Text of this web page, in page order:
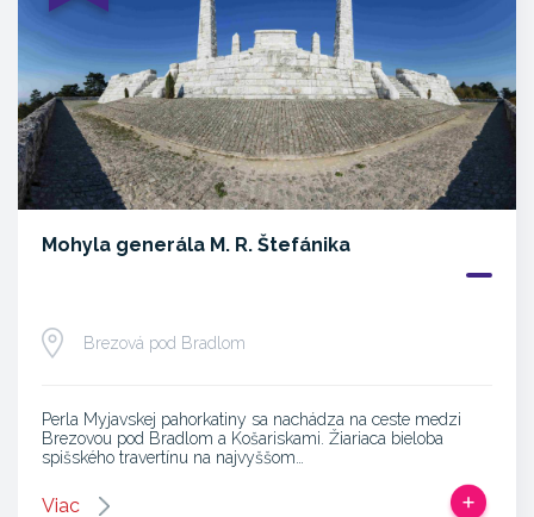
Mohyla generála M. R. Štefánika
Brezová pod Bradlom
Perla Myjavskej pahorkatiny sa nachádza na ceste medzi
Brezovou pod Bradlom a Košariskami. Žiariaca bieloba
spišského travertínu na najvyššom…
Viac